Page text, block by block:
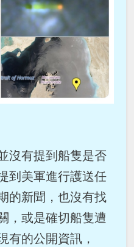
沒有提到船隻是否
到美軍進行護送任
的新聞，也沒有找
，或是確切船隻遭
有的公開資訊，